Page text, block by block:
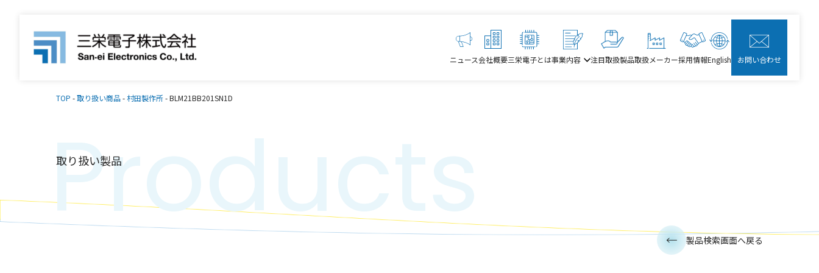
ニュース会社概要三栄電子とは事業内容 注目取扱製品取扱メーカー採用情報English お問い合わせ
TOP -取り扱い商品-村田製作所-BLM21BB201SN1D
取り扱い製品
Products 製品検索画面へ戻る